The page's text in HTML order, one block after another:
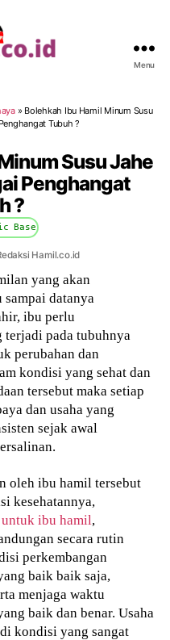
Menu
» Bolehkah Ibu Hamil Minum Susu
Tubuh ?
Susu Jahe
Penghangat
?
Base
Hamil.co.id
yang akan
datanya
ibu perlu
terjadi pada tubuhnya
perubahan dan
kondisi yang sehat dan
tersebut maka setiap
dan usaha yang
sejak awal
oleh ibu hamil tersebut
kesehatannya,
untuk ibu hamil,
secara rutin
perkembangan
baik baik saja,
menjaga waktu
baik dan benar. Usaha
kondisi yang sangat